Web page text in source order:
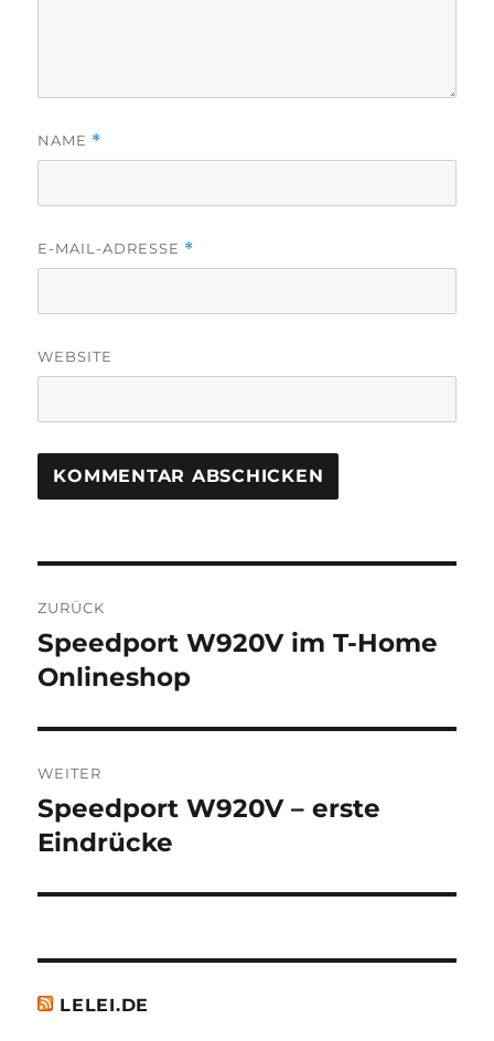
NAME *
E-MAIL-ADRESSE *
WEBSITE
ZURÜCK
Vorheriger
Beitrag:
Speedport W920V im T-Home
Onlineshop
WEITER
Nächster
Beitrag:
Speedport W920V – erste
Eindrücke
LELEI.DE